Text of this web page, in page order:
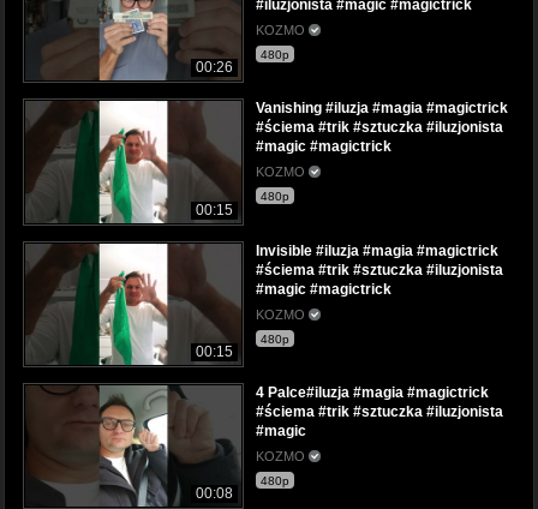
00:26
#iluzjonista #magic #magictrick
KOZMO
480p
00:15
Vanishing #iluzja #magia #magictrick
#ściema #trik #sztuczka #iluzjonista
#magic #magictrick
KOZMO
480p
00:15
Invisible #iluzja #magia #magictrick
#ściema #trik #sztuczka #iluzjonista
#magic #magictrick
KOZMO
480p
00:08
4 Palce#iluzja #magia #magictrick
#ściema #trik #sztuczka #iluzjonista
#magic
KOZMO
480p